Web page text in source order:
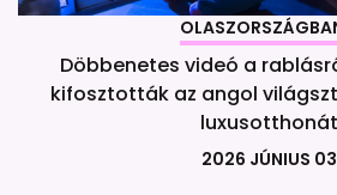
Döbbenetes videó a
kifosztották az angol
luxusotthonát
2026 JÚNIUS 03